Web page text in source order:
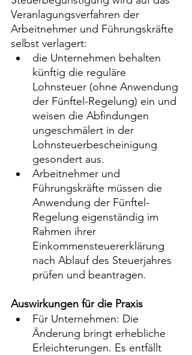
Veranlagungsverfahren der
Arbeitnehmer und Führungskräfte
selbst verlagert:
die Unternehmen behalten
künftig die reguläre
Lohnsteuer (ohne Anwendung
der Fünftel-Regelung) ein und
weisen die Abfindungen
ungeschmälert in der
Lohnsteuerbescheinigung
gesondert aus.
Arbeitnehmer und
Führungskräfte müssen die
Anwendung der Fünftel-
Regelung eigenständig im
Rahmen ihrer
Einkommensteuererklärung
nach Ablauf des Steuerjahres
prüfen und beantragen.
Auswirkungen für die Praxis
Für Unternehmen: Die
Änderung bringt erhebliche
Erleichterungen. Es entfällt